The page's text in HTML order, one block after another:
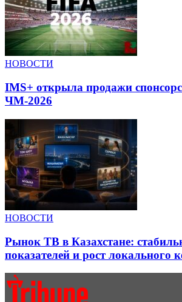
НОВОСТИ
IMS+ открыла продажи
ЧМ-2026
НОВОСТИ
Рынок ТВ в Казахстане:
показателей и рост локального